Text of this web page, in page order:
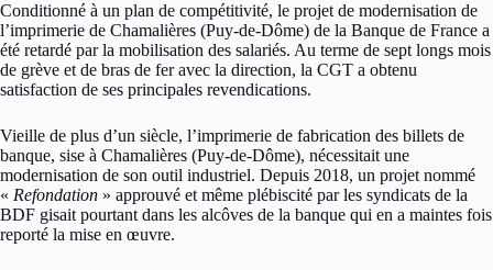
Conditionné à un plan de compétitivité, le projet de modernisation de
l’imprimerie de Chamalières (Puy-de-Dôme) de la Banque de France a
été retardé par la mobilisation des salariés. Au terme de sept longs mois
de grève et de bras de fer avec la direction, la CGT a obtenu
satisfaction de ses principales revendications.
Vieille de plus d’un siècle, l’imprimerie de fabrication des billets de
banque, sise à Chamalières (Puy-de-Dôme), nécessitait une
modernisation de son outil industriel. Depuis 2018, un projet nommé
« Refondation » approuvé et même plébiscité par les syndicats de la
BDF gisait pourtant dans les alcôves de la banque qui en a maintes fois
reporté la mise en œuvre.